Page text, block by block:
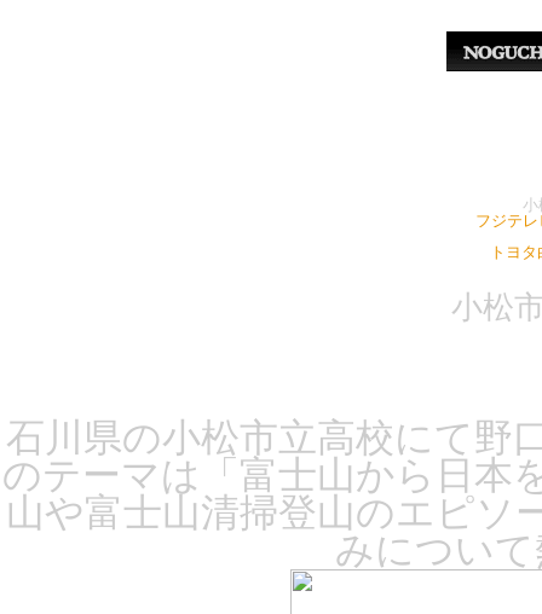
小
フジテ
トヨ
小松
石川県の小松市立高校にて野
のテーマは「富士山から日本
山や富士山清掃登山のエピソ
みについ